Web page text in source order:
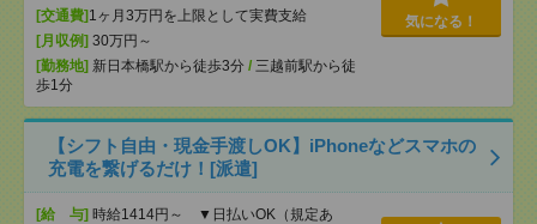
[交通費] 1ヶ月3万円を上限として実費支給
[月収例] 30万円～
[勤務地] 新日本橋駅から徒歩3分 / 三越前駅から徒
歩1分
気になる！
【シフト自由・現金手渡しOK】iPhoneなどスマホの
充電を繋げるだけ！[派遣]
[給 与] 時給1414円～ ▼日払いOK（規定あ